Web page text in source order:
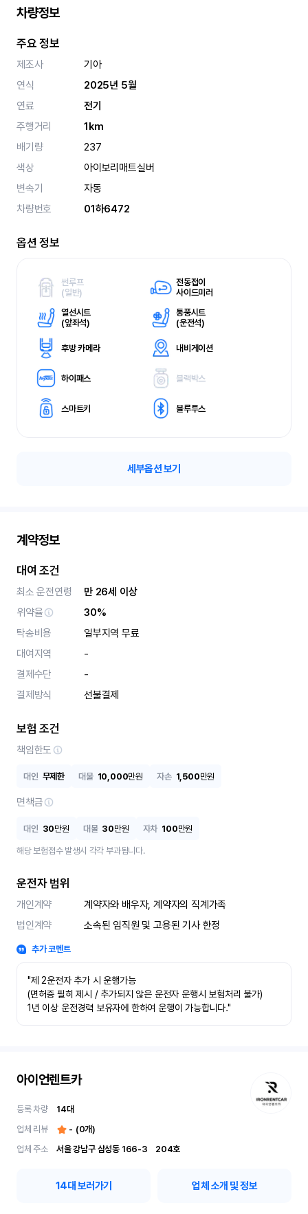
차량정보
주요 정보
제조사
기아
연식
2025년 5월
연료
전기
주행거리
1km
배기량
237
색상
아이보리매트실버
변속기
자동
차량번호
01하6472
옵션 정보
썬루프
(일반)
전동접이
사이드미러
열선시트
(앞좌석)
통풍시트
(운전석)
후방 카메라 내비게이션
하이패스 블랙박스
스마트키 블루투스
세부옵션 보기
계약정보
대여 조건
최소 운전연령
만 26세 이상
위약율
30%
탁송비용
일부지역 무료
대여지역
-
결제수단
-
결제방식
선불결제
보험 조건
책임한도
대인 무제한 대물 10,000만원 자손 1,500만원
면책금
대인 30만원 대물 30만원 자차 100만원
해당 보험접수 발생시 각각 부과됩니다.
운전자 범위
개인계약
계약자와 배우자, 계약자의 직계가족
법인계약
소속된 임직원 및 고용된 기사 한정
추가 코멘트
"제 2운전자 추가 시 운행가능
(면허증 필히 제시 / 추가되지 않은 운전자 운행시 보험처리 불가)
1년 이상 운전경력 보유자에 한하여 운행이 가능합니다."
아이언렌트카
등록 차량 14대
업체 리뷰
- (0개)
업체 주소
서울 강남구 삼성동 166-3	204호
14대 보러가기 업체 소개 및 정보